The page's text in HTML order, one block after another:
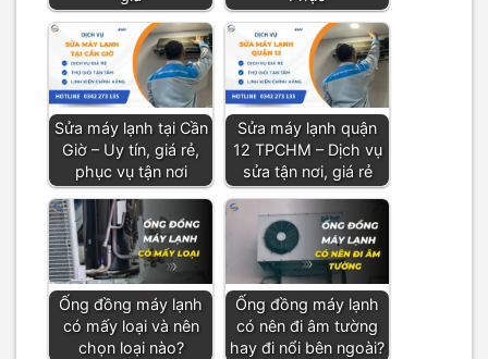
Sửa máy lạnh tại Cần
Giờ – Uy tín, giá rẻ,
phục vụ tận nơi
Sửa máy lạnh quận
12 TPCHM – Dịch vụ
sửa tận nơi, giá rẻ
Ống đồng máy lạnh
có mấy loại và nên
chọn loại nào?
Ống đồng máy lạnh
có nên đi âm tường
hay đi nổi bên ngoài?